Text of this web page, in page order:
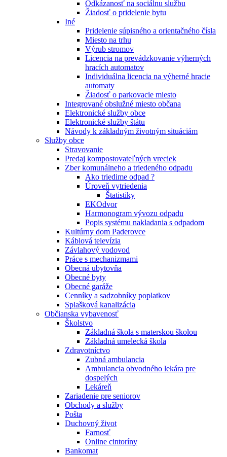
Odkázanosť na sociálnu službu
Žiadosť o pridelenie bytu
Iné
Pridelenie súpisného a orientačného čísla
Miesto na trhu
Výrub stromov
Licencia na prevádzkovanie výherných
hracích automatov
Individuálna licencia na výherné hracie
automaty
Žiadosť o parkovacie miesto
Integrované obslužné miesto občana
Elektronické služby obce
Elektronické služby štátu
Návody k základným životným situáciám
Služby obce
Stravovanie
Predaj kompostovateľných vreciek
Zber komunálneho a triedeného odpadu
Ako triedime odpad ?
Úroveň vytriedenia
Štatistiky
EKOdvor
Harmonogram vývozu odpadu
Popis systému nakladania s odpadom
Kultúrny dom Paderovce
Káblová televízia
Závlahový vodovod
Práce s mechanizmami
Obecná ubytovňa
Obecné byty
Obecné garáže
Cenníky a sadzobníky poplatkov
Splašková kanalizácia
Občianska vybavenosť
Školstvo
Základná škola s materskou školou
Základná umelecká škola
Zdravotníctvo
Zubná ambulancia
Ambulancia obvodného lekára pre
dospelých
Lekáreň
Zariadenie pre seniorov
Obchody a služby
Pošta
Duchovný život
Farnosť
Online cintoríny
Bankomat